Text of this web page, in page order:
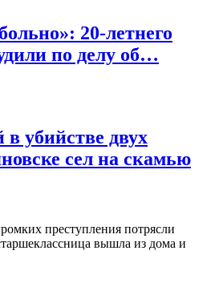
20-летнего
по делу об…
убийстве двух
сел на скамью
преступления потрясли
вышла из дома и